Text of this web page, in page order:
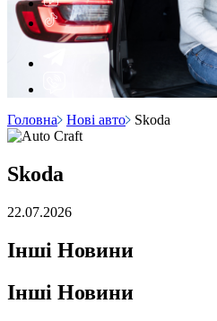
Головна Нові авто Skoda
Skoda
22.07.2026
Інші Новини
Інші Новини